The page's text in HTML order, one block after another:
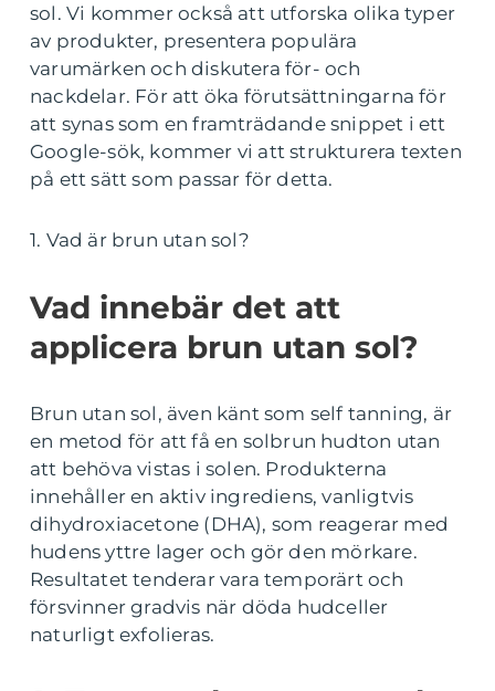
sol. Vi kommer också att utforska olika typer
av produkter, presentera populära
varumärken och diskutera för- och
nackdelar. För att öka förutsättningarna för
att synas som en framträdande snippet i ett
Google-sök, kommer vi att strukturera texten
på ett sätt som passar för detta.
1. Vad är brun utan sol?
Vad innebär det att
applicera brun utan sol?
Brun utan sol, även känt som self tanning, är
en metod för att få en solbrun hudton utan
att behöva vistas i solen. Produkterna
innehåller en aktiv ingrediens, vanligtvis
dihydroxiacetone (DHA), som reagerar med
hudens yttre lager och gör den mörkare.
Resultatet tenderar vara temporärt och
försvinner gradvis när döda hudceller
naturligt exfolieras.